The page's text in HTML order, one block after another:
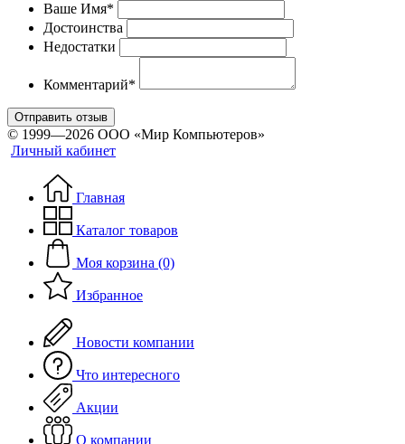
Ваше Имя*
Достоинства
Недостатки
Комментарий*
Отправить отзыв
© 1999—2026 ООО «Мир Компьютеров»
Личный кабинет
Главная
Каталог товаров
Моя корзина (0)
Избранное
Новости компании
Что интересного
Акции
О компании